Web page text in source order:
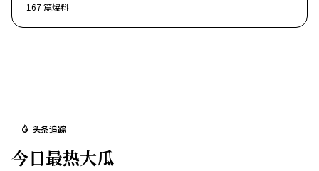
167篇爆料
头条追踪
今日最热大瓜